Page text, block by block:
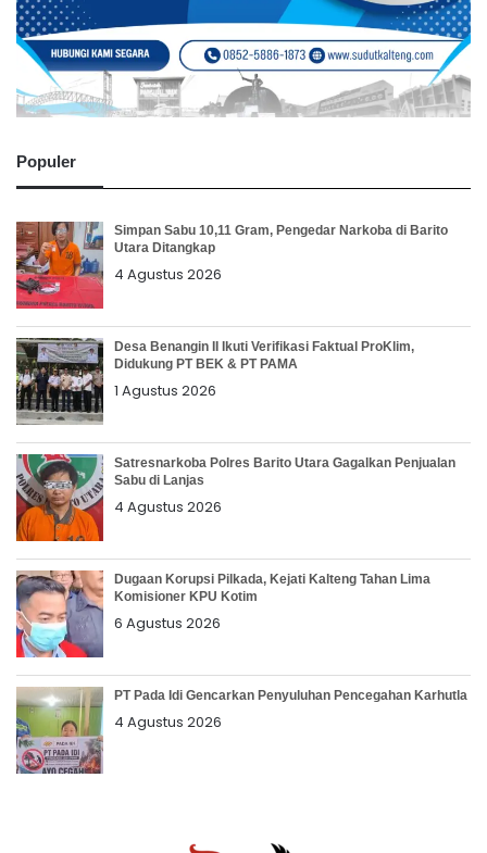
Populer
Simpan Sabu 10,11 Gram, Pengedar Narkoba di Barito
Utara Ditangkap
4 Agustus 2026
Desa Benangin II Ikuti Verifikasi Faktual ProKlim,
Didukung PT BEK & PT PAMA
1 Agustus 2026
Satresnarkoba Polres Barito Utara Gagalkan Penjualan
Sabu di Lanjas
4 Agustus 2026
Dugaan Korupsi Pilkada, Kejati Kalteng Tahan Lima
Komisioner KPU Kotim
6 Agustus 2026
PT Pada Idi Gencarkan Penyuluhan Pencegahan Karhutla
4 Agustus 2026